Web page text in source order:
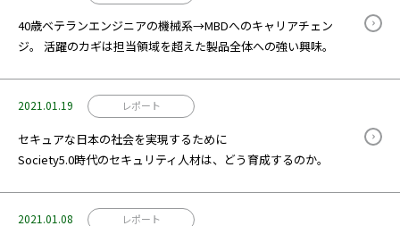
40歳ベテランエンジニアの機械系→MBDへのキャリアチェン
ジ。 活躍のカギは担当領域を超えた製品全体への強い興味。
2021.01.19 レポート
セキュアな日本の社会を実現するために
Society5.0時代のセキュリティ人材は、どう育成するのか。
2021.01.08 レポート